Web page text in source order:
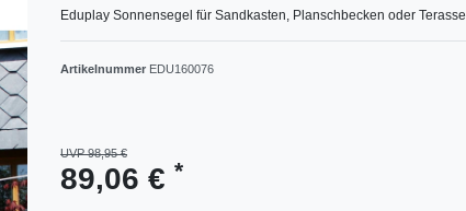
Eduplay Sonnensegel für Sandkasten, Planschbecken oder Terasse
Artikelnummer EDU160076
UVP 98,95 €
89,06 € *